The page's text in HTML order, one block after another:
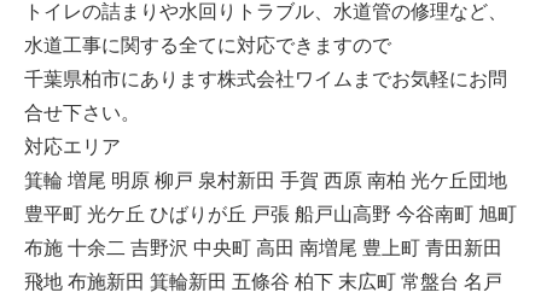
トイレの詰まりや水回りトラブル、水道管の修理など、
水道工事に関する全てに対応できますので
千葉県柏市にあります株式会社ワイムまでお気軽にお問
合せ下さい。
対応エリア
箕輪 増尾 明原 柳戸 泉村新田 手賀 西原 南柏 光ケ丘団地
豊平町 光ケ丘 ひばりが丘 戸張 船戸山高野 今谷南町 旭町
布施 十余二 吉野沢 中央町 高田 南増尾 豊上町 青田新田
飛地 布施新田 箕輪新田 五條谷 柏下 末広町 常盤台 名戸